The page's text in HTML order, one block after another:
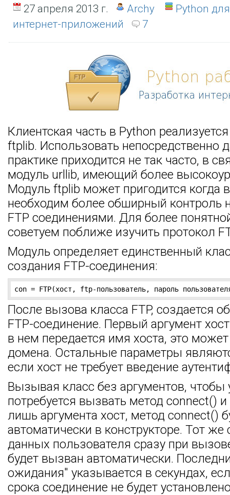
27 апреля 2013 г. Archy
Python
интернет-приложений
7
Клиентская часть в Python
ftplib. Использовать непосредственно
практике приходится не так часто, в
модуль urllib, имеющий более
Модуль ftplib может пригодится когда
необходим более обширный контроль
FTP соединениями. Для более
советуем поближе изучить протокол
Модуль определяет единственный
создания FTP-соединения:
con = FTP(хост, ftp-пользователь, пароль
После вызова класса FTP, создается
FTP-соединение. Первый аргумент
в нем передается имя хоста, это
домена. Остальные параметры
если хост не требует введение
Вызывая класс без аргументов, чтобы
потребуется вызвать метод connect()
лишь аргумента хост, метод connect()
автоматически в конструкторе. Тот же
данных пользователя сразу при
будет вызван автоматически.
ожидания" указывается в секундах,
срока соединение не будет